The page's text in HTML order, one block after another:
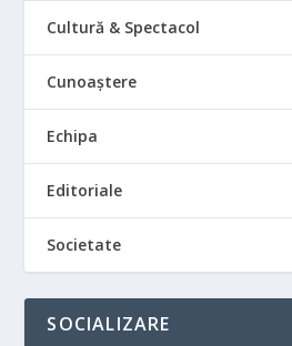
Cultură & Spectacol
Cunoaștere
Echipa
Editoriale
Societate
SOCIALIZARE